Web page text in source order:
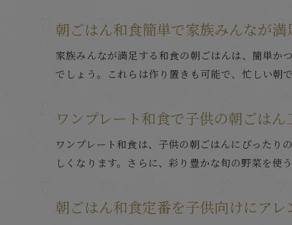
朝ごはん和食簡単で家族みんなが満
家族みんなが満足する和食の朝ごはんは、簡単か
でしょう。これらは作り置きも可能で、忙しい朝
ワンプレート和食で子供の朝ごはん
ワンプレート和食は、子供の朝ごはんにぴったり
しくなります。さらに、彩り豊かな旬の野菜を使
朝ごはん和食定番を子供向けにアレ